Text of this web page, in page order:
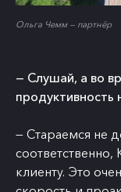
Ольга Чемм — партнёр
— Слушай, а во
продуктивность
— Стараемся не
соответственно,
клиенту. Это